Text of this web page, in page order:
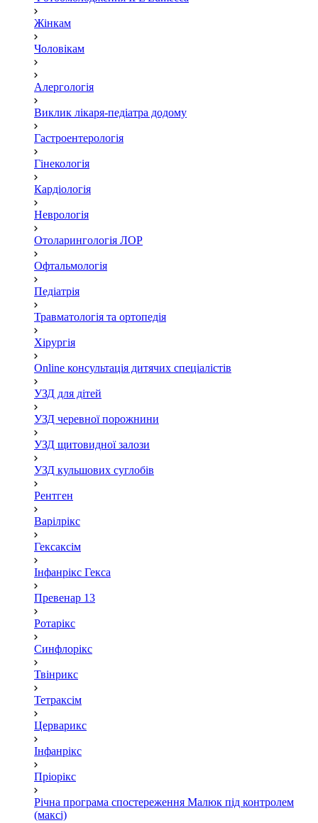
Жінкам
Чоловікам
Алергологія
Виклик лікаря-педіатра додому
Гастроентерологія
Гінекологія
Кардіологія
Неврологія
Отоларингологія ЛОР
Офтальмологія
Педіатрія
Травматологія та ортопедія
Хірургія
Online консультація дитячих спеціалістів
УЗД для дітей
УЗД черевної порожнини
УЗД щитовидної залози
УЗД кульшових суглобів
Рентген
Варілрікс
Гексаксім
Інфанрікс Гекса
Превенар 13
Ротарікс
Синфлорікс
Твінрикс
Тетраксім
Церварикс
Інфанрікс
Пріорікс
Річна програма спостереження Малюк під контролем
(максі)